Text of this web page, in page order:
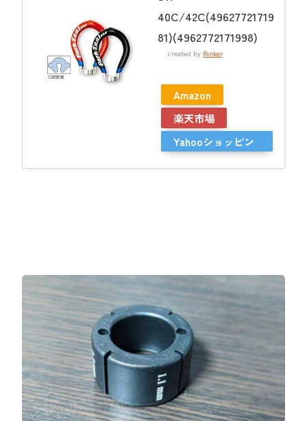
40C/42C(49627721719
81)(4962772171998)
created by Rinker
Amazon
楽天市場
Yahooショッピン